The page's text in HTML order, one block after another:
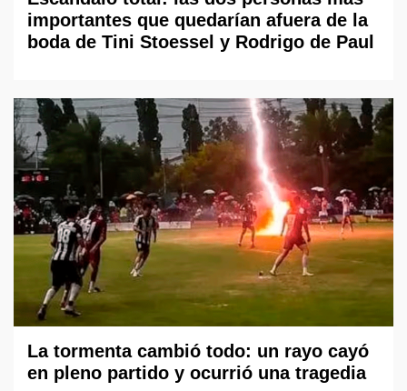
importantes que quedarían afuera de la
boda de Tini Stoessel y Rodrigo de Paul
La tormenta cambió todo: un rayo cayó
en pleno partido y ocurrió una tragedia